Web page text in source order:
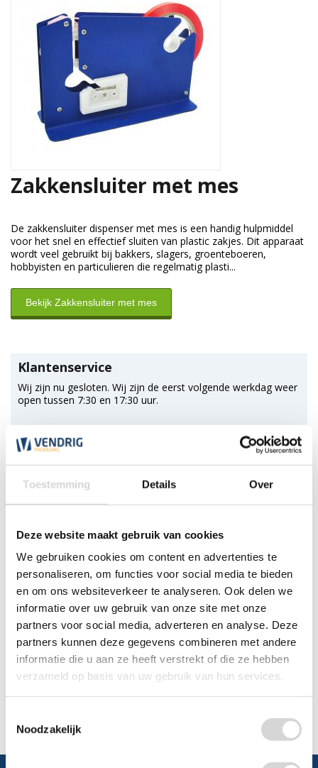
Toestemming Details Over
Deze website maakt gebruik van cookies
We gebruiken cookies om content en advertenties te
personaliseren, om functies voor social media te bieden
en om ons websiteverkeer te analyseren. Ook delen we
informatie over uw gebruik van onze site met onze
partners voor social media, adverteren en analyse. Deze
partners kunnen deze gegevens combineren met andere
informatie die u aan ze heeft verstrekt of die ze hebben
verzameld op basis van uw gebruik van hun services.
Noodzakelijk
Zakkensluiter met mes
De zakkensluiter dispenser met mes is een handig hulpmiddel
voor het snel en effectief sluiten van plastic zakjes. Dit apparaat
wordt veel gebruikt bij bakkers, slagers, groenteboeren,
hobbyisten en particulieren die regelmatig plasti...
Bekijk Zakkensluiter met mes
Klantenservice
Wij zijn nu gesloten. Wij zijn de eerst volgende werkdag weer
open tussen 7:30 en 17:30 uur.
Offerte aanvragen Vraag een speciale prijs op bij ons, wij
kijken naar de mogelijkheden.